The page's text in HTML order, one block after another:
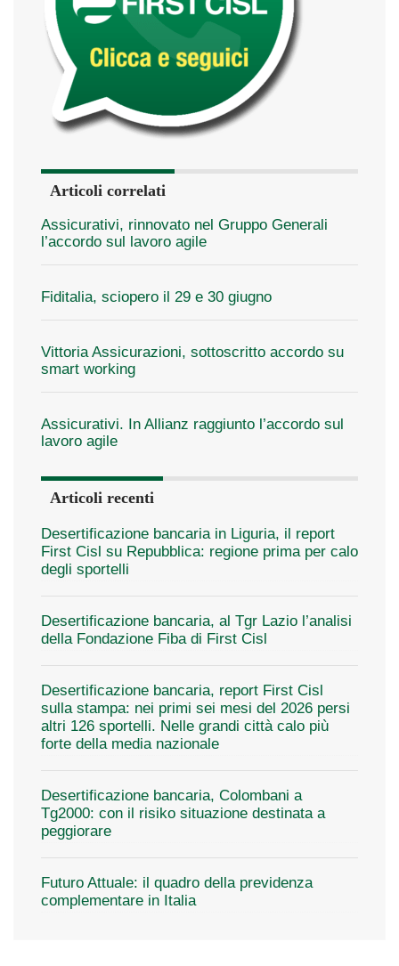
Articoli correlati
Assicurativi, rinnovato nel Gruppo Generali
l’accordo sul lavoro agile
Fiditalia, sciopero il 29 e 30 giugno
Vittoria Assicurazioni, sottoscritto accordo su
smart working
Assicurativi. In Allianz raggiunto l’accordo sul
lavoro agile
Articoli recenti
Desertificazione bancaria in Liguria, il report
First Cisl su Repubblica: regione prima per calo
degli sportelli
Desertificazione bancaria, al Tgr Lazio l’analisi
della Fondazione Fiba di First Cisl
Desertificazione bancaria, report First Cisl
sulla stampa: nei primi sei mesi del 2026 persi
altri 126 sportelli. Nelle grandi città calo più
forte della media nazionale
Desertificazione bancaria, Colombani a
Tg2000: con il risiko situazione destinata a
peggiorare
Futuro Attuale: il quadro della previdenza
complementare in Italia